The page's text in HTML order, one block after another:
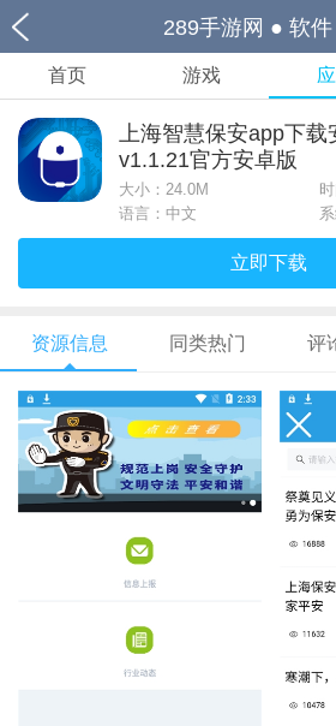
289手游网 ● 软件
首页 游戏
上海智慧保安app下载
v1.1.21官方安卓版
大小： 24.0M
语言：中文
立即下载
资源信息 同类热门 评